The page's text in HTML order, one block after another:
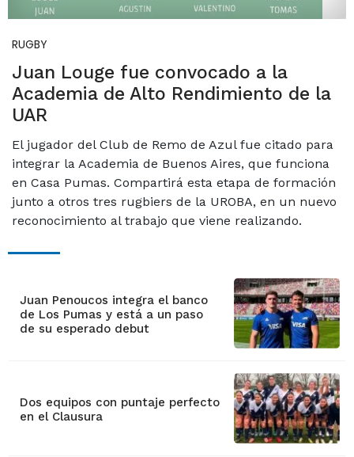
RUGBY
Juan Louge fue convocado a la
Academia de Alto Rendimiento de la
UAR
El jugador del Club de Remo de Azul fue citado para
integrar la Academia de Buenos Aires, que funciona
en Casa Pumas. Compartirá esta etapa de formación
junto a otros tres rugbiers de la UROBA, en un nuevo
reconocimiento al trabajo que viene realizando.
Juan Penoucos integra el banco
de Los Pumas y está a un paso
de su esperado debut
Dos equipos con puntaje perfecto
en el Clausura